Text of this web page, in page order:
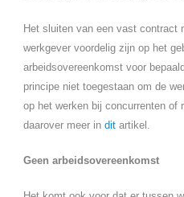
Het sluiten van een vast contract
werkgever voordelig zijn op het
arbeidsovereenkomst voor
principe niet toegestaan om de
op het werken bij concurrenten of
daarover meer in dit artikel.
Geen arbeidsovereenkomst